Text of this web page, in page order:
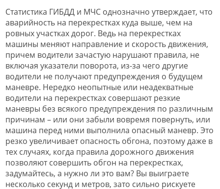
Статистика ГИБДД и МЧС однозначно утверждает, что
аварийность на перекрестках куда выше, чем на
ровных участках дорог. Ведь на перекрестках
машины меняют направление и скорость движения,
причем водители зачастую нарушают правила, не
включая указатели поворота, из-за чего другие
водители не получают предупреждения о будущем
маневре. Нередко неопытные или неадекватные
водители на перекрестках совершают резкие
маневры без всякого предупреждения по различным
причинам – или они забыли вовремя повернуть, или
машина перед ними выполнила опасный маневр. Это
резко увеличивает опасность обгона, поэтому даже в
тех случаях, когда правила дорожного движения
позволяют совершить обгон на перекрестках,
задумайтесь, а нужно ли это вам? Вы выиграете
несколько секунд и метров, зато сильно рискуете